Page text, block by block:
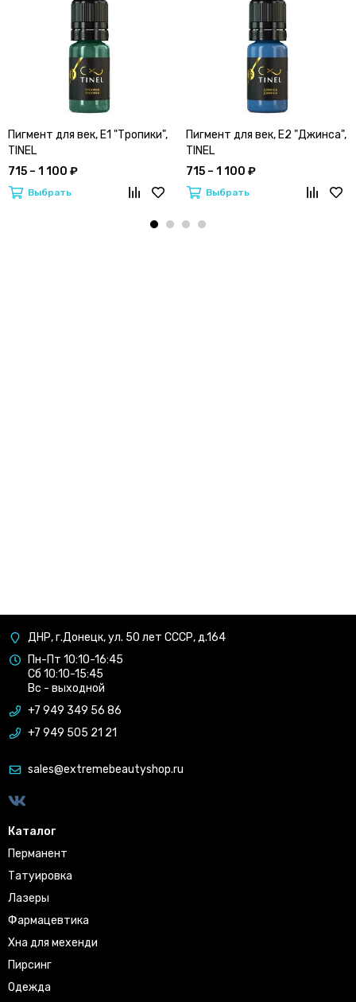
Пигмент для век, E1 "Тропики",
TINEL
715 – 1 100 ₽
Выбрать
Пигмент для век, E2 "Джинса",
TINEL
715 – 1 100 ₽
Выбрать
ДНР, г.Донецк, ул. 50 лет СССР, д.164
Пн-Пт 10:10-16:45
Сб 10:10-15:45
Вс - выходной
+7 949 349 56 86
+7 949 505 21 21
sales@extremebeautyshop.ru
Каталог
Перманент
Татуировка
Лазеры
Фармацевтика
Хна для мехенди
Пирсинг
Одежда